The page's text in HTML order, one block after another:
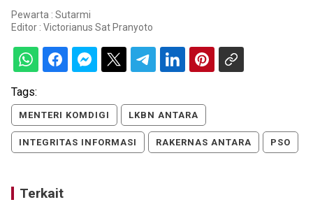
Pewarta : Sutarmi
Editor : Victorianus Sat Pranyoto
Tags:
MENTERI KOMDIGI LKBN ANTARA
INTEGRITAS INFORMASI RAKERNAS ANTARA PSO
Terkait